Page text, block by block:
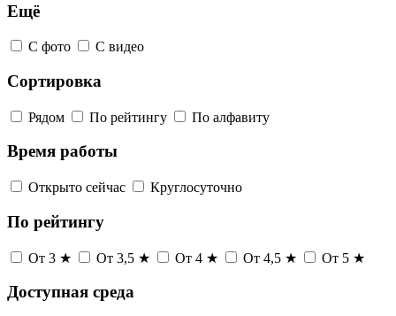
Ещё
С фото С видео
Сортировка
Рядом По рейтингу По алфавиту
Время работы
Открыто сейчас Круглосуточно
По рейтингу
От 3 ★ От 3,5 ★ От 4 ★ От 4,5 ★ От 5 ★
Доступная среда